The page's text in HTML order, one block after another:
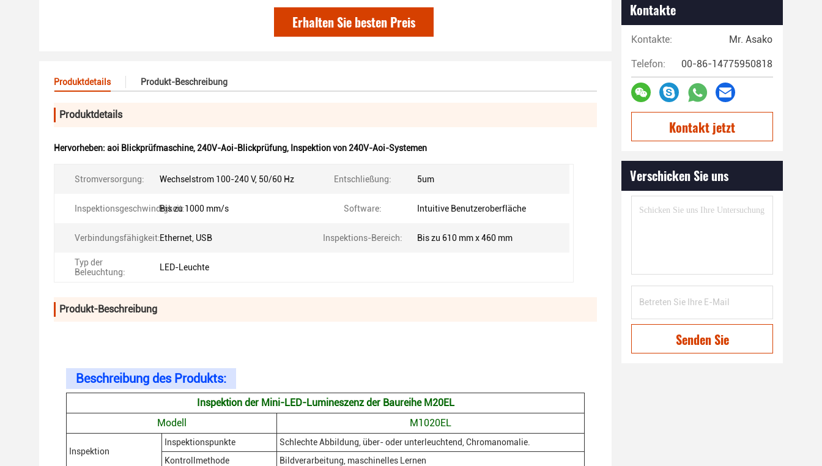
Erhalten Sie besten Preis
Produktdetails Produkt-Beschreibung
Produktdetails
Hervorheben: aoi Blickprüfmaschine, 240V-Aoi-Blickprüfung, Inspektion von 240V-Aoi-Systemen
Stromversorgung: Wechselstrom 100-240 V, 50/60 Hz Entschließung: 5um
Inspektionsgeschwindigkeit:Bis zu 1000 mm/s Software: Intuitive Benutzeroberfläche
Verbindungsfähigkeit:Ethernet, USB Inspektions-Bereich: Bis zu 610 mm x 460 mm
Typ der
Beleuchtung:
LED-Leuchte
Produkt-Beschreibung
Beschreibung des Produkts:
Inspektion der Mini-LED-Lumineszenz der Baureihe M20EL
Modell
M1020EL
Inspektion
Inspektionspunkte
Schlechte Abbildung, über- oder unterleuchtend, Chromanomalie.
Kontrollmethode
Bildverarbeitung, maschinelles Lernen
Kontakte
Kontakte: Mr. Asako
Telefon: 00-86-14775950818
Kontakt jetzt
Verschicken Sie uns
Senden Sie